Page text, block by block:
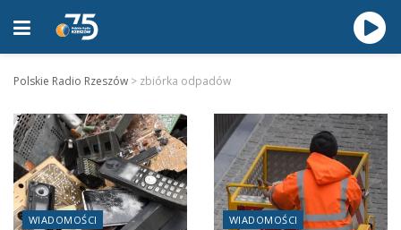
Polskie Radio Rzeszów > zbiórka odpadów
WIADOMOŚCI WIADOMOŚCI